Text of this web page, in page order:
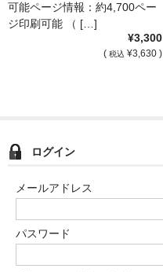
可能ページ情報：約4,700ペー
ジ印刷可能 （ […]
¥3,300
( 税込 ¥3,630 )
ログイン
メールアドレス
パスワード